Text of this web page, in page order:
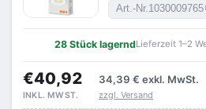
Art.-Nr.1030009765
28 Stück lagerndLieferzeit 1–2
€40,92 34,39 € exkl. MwSt.
INKL. MWST. zzgl. Versand